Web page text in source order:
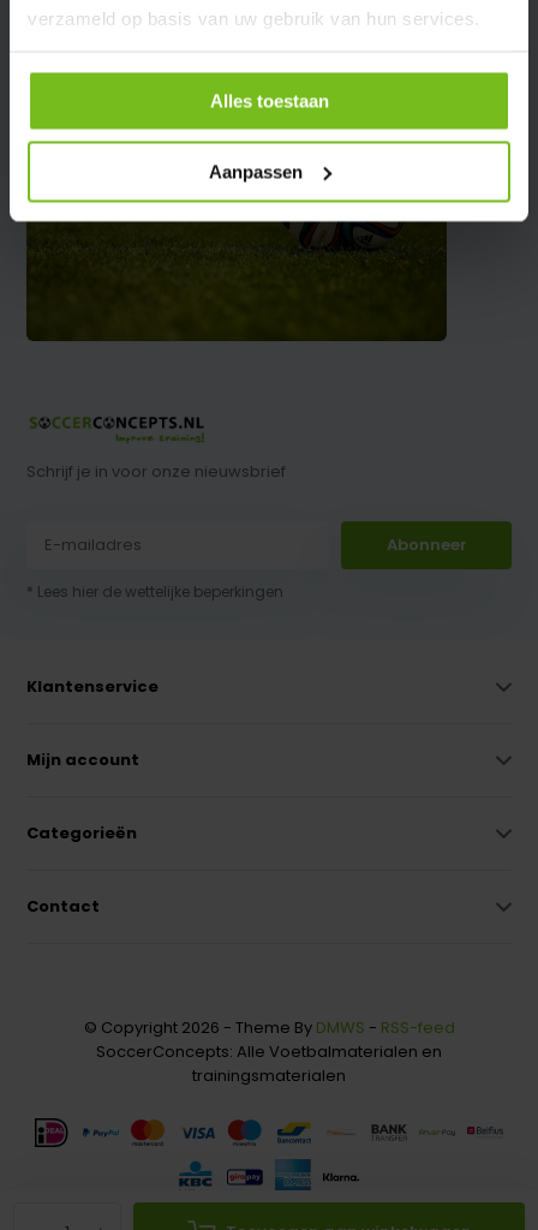
verzameld op basis van uw gebruik van hun services.
Alles toestaan
Aanpassen
Schrijf je in voor onze nieuwsbrief
Abonneer
* Lees hier de wettelijke beperkingen
Klantenservice
Mijn account
Categorieën
Contact
© Copyright 2026 - Theme By DMWS - RSS-feed
SoccerConcepts: Alle Voetbalmaterialen en
trainingsmaterialen